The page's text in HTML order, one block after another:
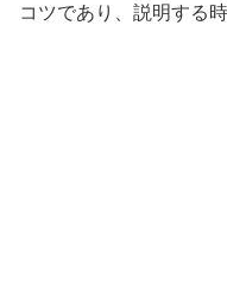
コツであり、説明する